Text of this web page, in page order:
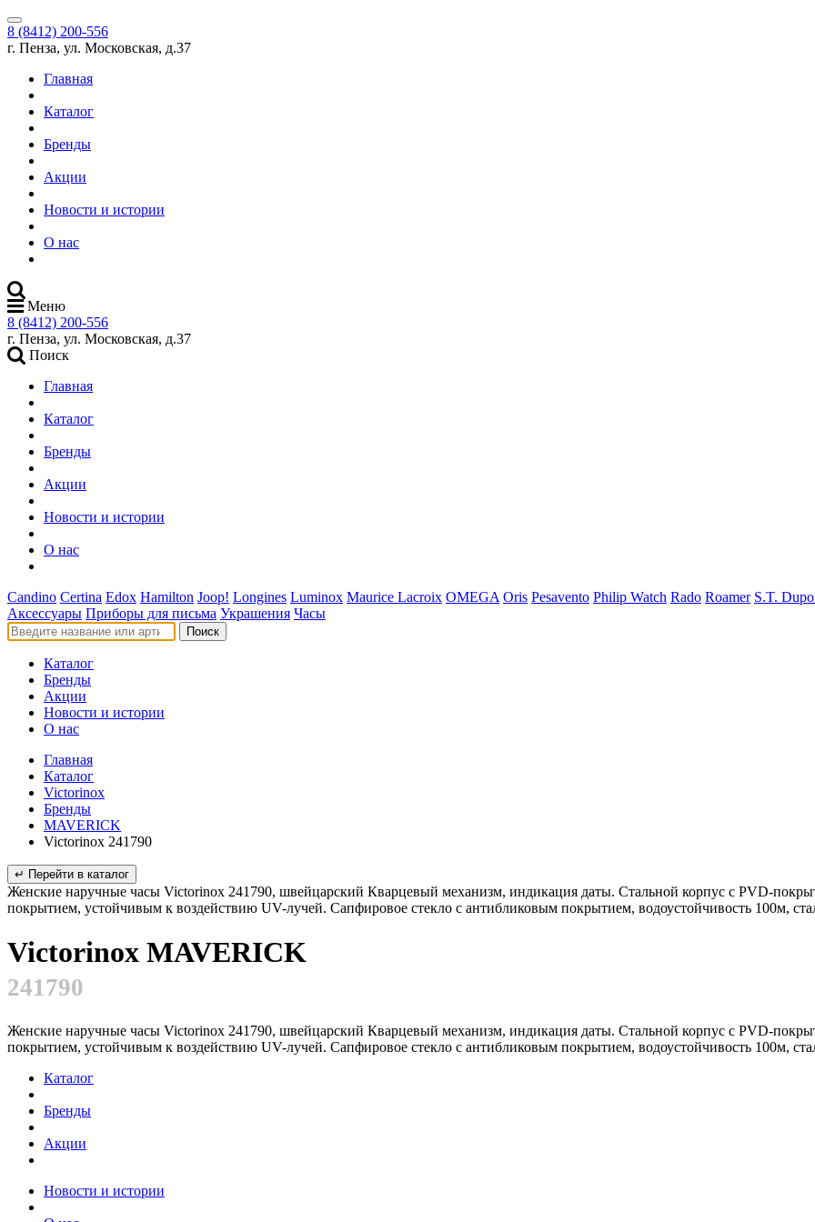
8 (8412) 200-556
г. Пенза, ул. Московская, д.37
Главная
Каталог
Бренды
Акции
Новости и истории
О нас
Меню
8 (8412) 200-556
г. Пенза, ул. Московская, д.37
Поиск
Главная
Каталог
Бренды
Акции
Новости и истории
О нас
Candino Certina Edox Hamilton Joop! Longines Luminox Maurice Lacroix OMEGA Oris Pesavento Philip Watch Rado Roamer S.T.
Аксессуары Приборы для письма Украшения Часы
Поиск
Каталог
Бренды
Акции
Новости и истории
О нас
Главная
Каталог
Victorinox
Бренды
MAVERICK
Victorinox 241790
↵ Перейти в каталог
Женские наручные часы Victorinox 241790, швейцарский Кварцевый механизм, индикация даты. Стальной корпус с PVD-
покрытием, устойчивым к воздействию UV-лучей. Сапфировое стекло с антибликовым покрытием, водоустойчивость 100м,
Victorinox MAVERICK
241790
Женские наручные часы Victorinox 241790, швейцарский Кварцевый механизм, индикация даты. Стальной корпус с PVD-
покрытием, устойчивым к воздействию UV-лучей. Сапфировое стекло с антибликовым покрытием, водоустойчивость 100м,
Каталог
Бренды
Акции
Новости и истории